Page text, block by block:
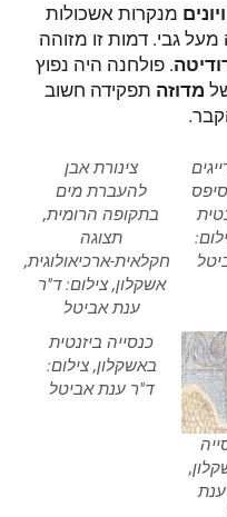
מנקרות אשכולות
גבי. דמות זו מזוהה
. פולחנה היה נפוץ
מדוזה תפקידה חשוב
צינורת אבן
להעברת מים
בתקופה הרומית,
תצוגה
חקלאית-ארכיאולוגית,
אשקלון, צילום: ד"ר
ענת אביטל
ענת
כנסייה ביזנטית
באשקלון, צילום:
ד"ר ענת אביטל